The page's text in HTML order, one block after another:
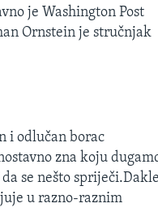
je Washington Post
Ornstein je stručnjak
i odlučan borac
zna koju
se nešto
u razno-raznim